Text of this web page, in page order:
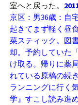
室へと戻った。
京区：男36歳：自
起きてまず軽く昼
菜スティック。図
却。予約していた
け取る。帰りに薬
れている原稿の続
ランニングに行く
学』すこし読み進